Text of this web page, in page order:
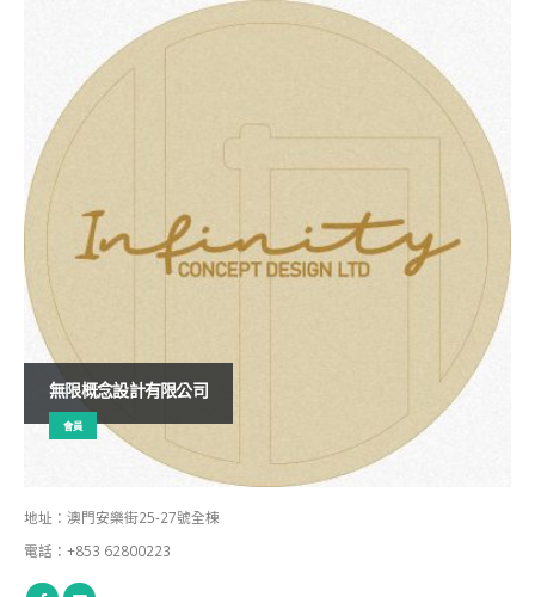
無限概念設計有限公司
會員
地址：澳門安樂街25-27號全棟
電話：+853 62800223